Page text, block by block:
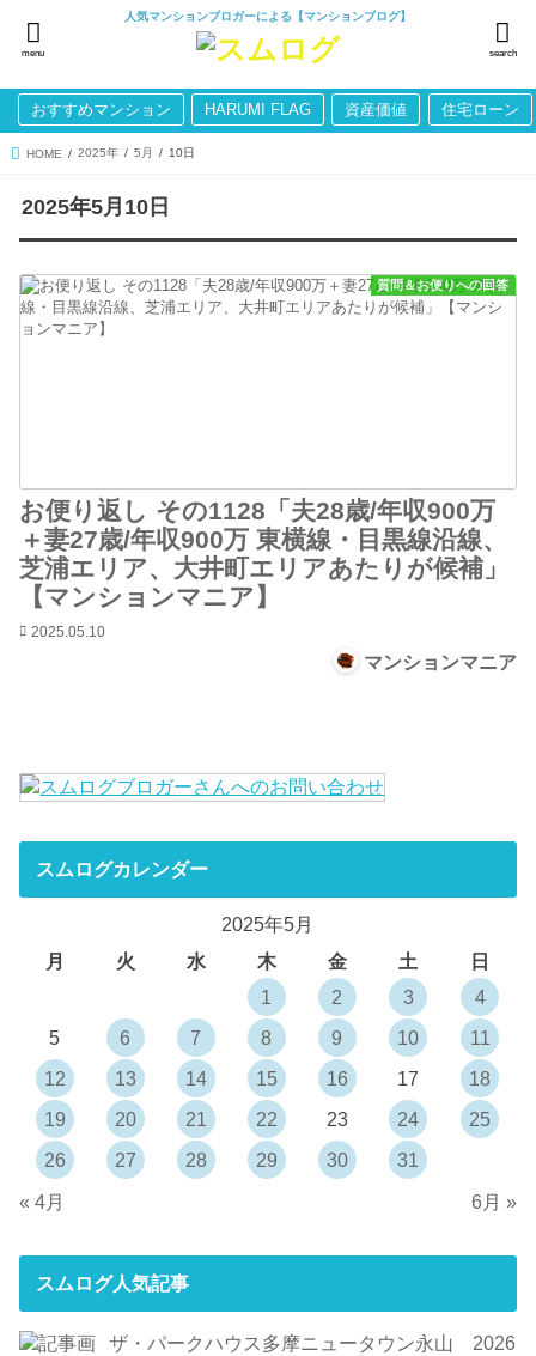
人気マンションブロガーによる【マンションブログ】
search
menu
おすすめマンション HARUMI FLAG 資産価値 住宅ローン
HOME 2025年 5月 10日
2025年5月10日
質問＆お便りへの回答
お便り返し その1128「夫28歳/年収900万
＋妻27歳/年収900万 東横線・目黒線沿線、
芝浦エリア、大井町エリアあたりが候補」
【マンションマニア】
2025.05.10
マンションマニア
スムログカレンダー
2025年5月
月
火 水 木 金 土
日
1
2 3
4
5
6 7 8 9 10
11
12
13 14 15 16 17
18
19
20 21 22 23 24
25
26
27 28 29 30
31
« 4月
6月 »
スムログ人気記事
ザ・パークハウス多摩ニュータウン永山 2026